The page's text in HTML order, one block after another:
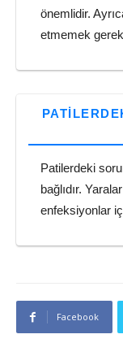
önemlidir.
etmemek
Patilerdeki
bağlıdır.
enfeksiyonlar
Facebook